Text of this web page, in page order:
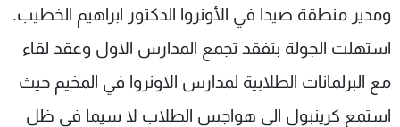
ومدير منطقة صيدا في الأونروا الدكتور ابراهيم الخطيب.
استهلت الجولة بتفقد تجمع المدارس الاول وعقد لقاء
مع البرلمانات الطلابية لمدارس الاونروا في المخيم حيث
استمع كرينبول الى هواجس الطلاب لا سيما في ظل